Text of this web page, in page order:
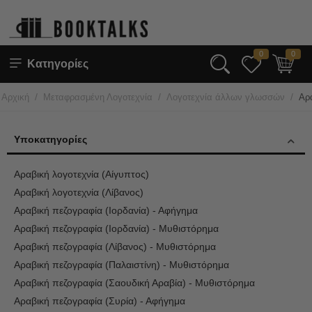
Κατηγορίες
0 0
Αρχική / Μεταφρασμένη Λογοτεχνία / Λογοτεχνία άλλων γλωσσών /
Υποκατηγορίες
Αραβική λογοτεχνία (Αίγυπτος)
Αραβική λογοτεχνία (Λίβανος)
Αραβική πεζογραφία (Ιορδανία) - Αφήγημα
Αραβική πεζογραφία (Ιορδανία) - Μυθιστόρημα
Αραβική πεζογραφία (Λίβανος) - Μυθιστόρημα
Αραβική πεζογραφία (Παλαιστίνη) - Μυθιστόρημα
Αραβική πεζογραφία (Σαουδική Αραβία) - Μυθιστόρημα
Αραβική πεζογραφία (Συρία) - Αφήγημα